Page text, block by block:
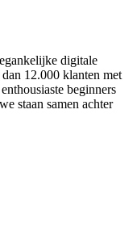
digitale
12.000 klanten met
beginners
staan samen achter